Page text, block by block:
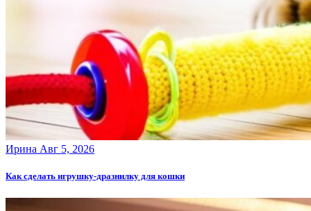
Ирина Авг 5, 2026
Как сделать игрушку-дразнилку для кошки